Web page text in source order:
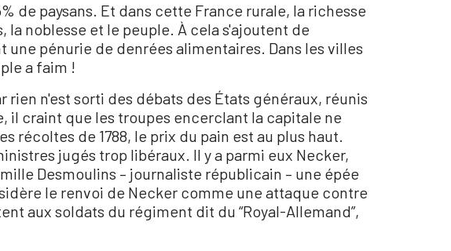
de paysans. Et dans cette France rurale, la richesse
noblesse et le peuple. À cela s'ajoutent de
pénurie de denrées alimentaires. Dans les villes
a faim !
rien n'est sorti des débats des États généraux, réunis
il craint que les troupes encerclant la capitale ne
récoltes de 1788, le prix du pain est au plus haut.
jugés trop libéraux. Il y a parmi eux Necker,
Desmoulins – journaliste républicain – une épée
le renvoi de Necker comme une attaque contre
aux soldats du régiment dit du “Royal-Allemand”,